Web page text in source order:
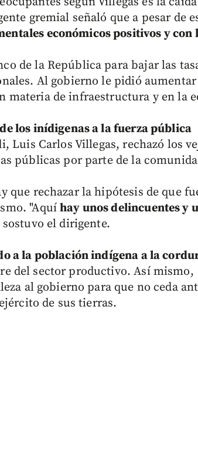
gremial señaló que a pesar de
económicos positivos y con
de la República para bajar las
Al gobierno le pidió
materia de infraestructura y en la
los inídigenas a la fuerza pública
Luis Carlos Villegas, rechazó los
públicas por parte de la
que rechazar la hipótesis de que
"Aquíhay unos delincuentes y
sostuvo el dirigente.
a la población indígena a la
del sector productivo. Así mismo,
al gobierno para que no ceda
de sus tierras.